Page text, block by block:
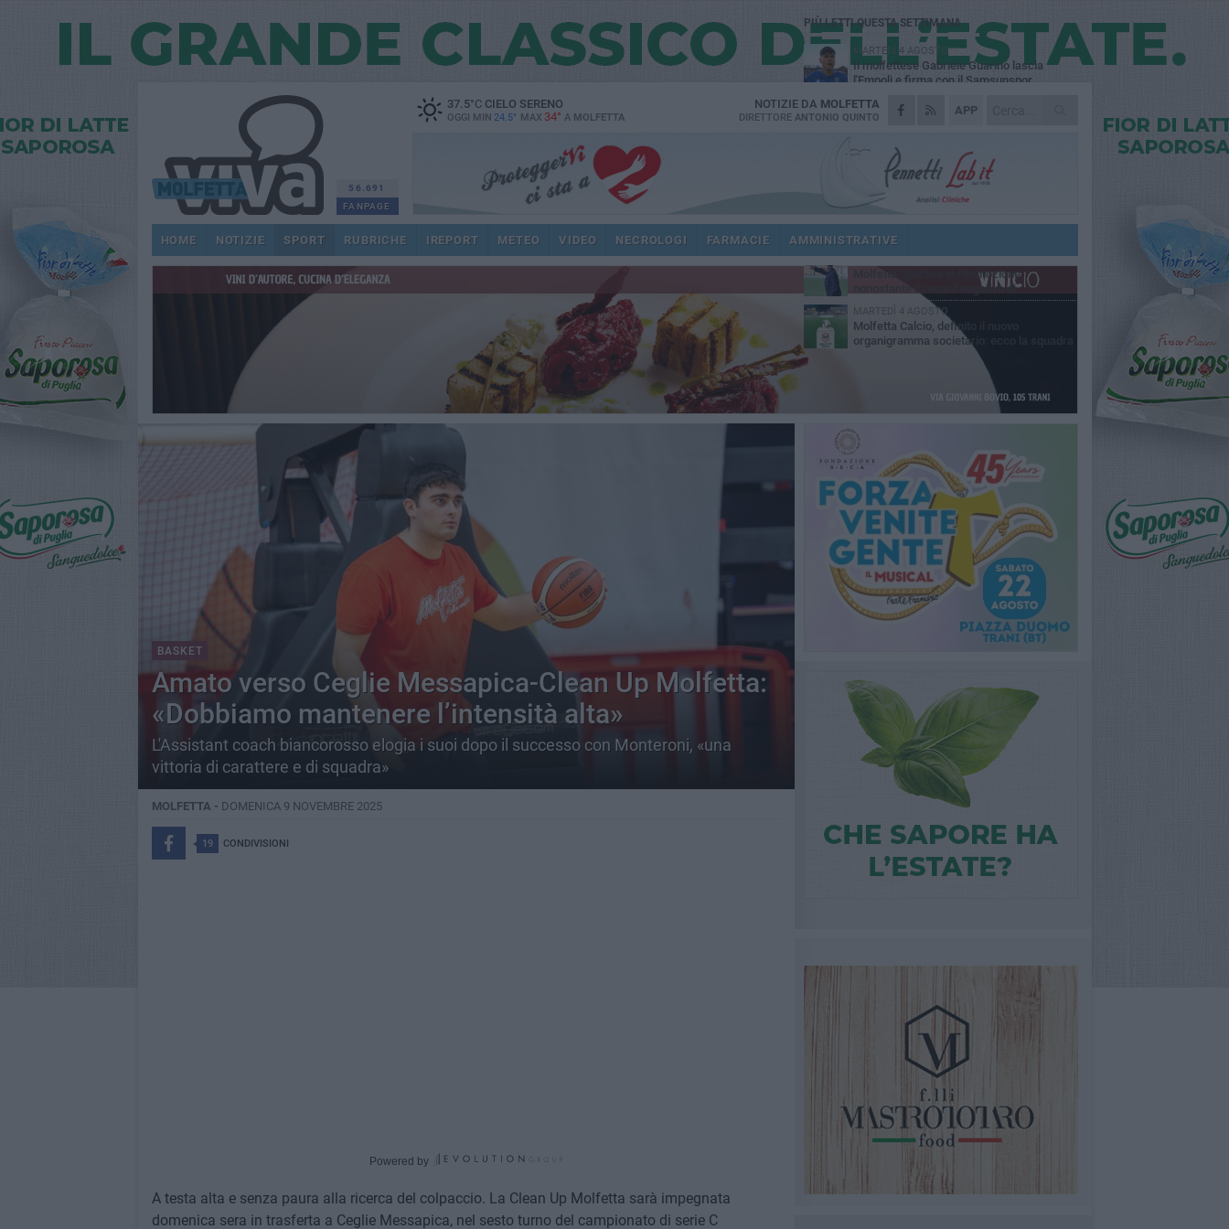
56.691
FANPAGE
37.5°CCIELO SERENO
OGGI MIN 24.5° MAX 34° A MOLFETTA
APP
NOTIZIE DA MOLFETTA
DIRETTORE ANTONIO QUINTO
HOME NOTIZIE SPORT RUBRICHE IREPORT METEO VIDEO NECROLOGI FARMACIE AMMINISTRATIVE
BASKET
Amato verso Ceglie Messapica-Clean Up Molfetta:
«Dobbiamo mantenere l’intensità alta»
L'Assistant coach biancorosso elogia i suoi dopo il successo con Monteroni, «una
vittoria di carattere e di squadra»
MOLFETTA - DOMENICA 9 NOVEMBRE 2025
19 CONDIVISIONI
Powered by
A testa alta e senza paura alla ricerca del colpaccio. La Clean Up Molfetta sarà impegnata
domenica sera in trasferta a Ceglie Messapica, nel sesto turno del campionato di serie C
PIÙ LETTI QUESTA SETTIMANA
MARTEDÌ 4 AGOSTO
Il molfettese Gabriele Guarino lascia
l'Empoli e firma con il Samsunspor
LUNEDÌ 3 AGOSTO
Palazzetto Giovanni Panunzio: dove lo
eccellenza
DOMENICA 2 AGOSTO
Tennistavolo, il molfettese Roberto
Minervini riparte da Otranto
VENERDÌ 31 LUGLIO
Il Barletta continua a pescare a Molfetta
per il vivaio: altri tre giovani biancorossi
SABATO 1 AGOSTO
Molfetta Sportiva in Promozione
nonostante il record negativo di
retrocessioni
MARTEDÌ 4 AGOSTO
Molfetta Calcio, definito il nuovo
organigramma societario: ecco la squadra
dirigenziale